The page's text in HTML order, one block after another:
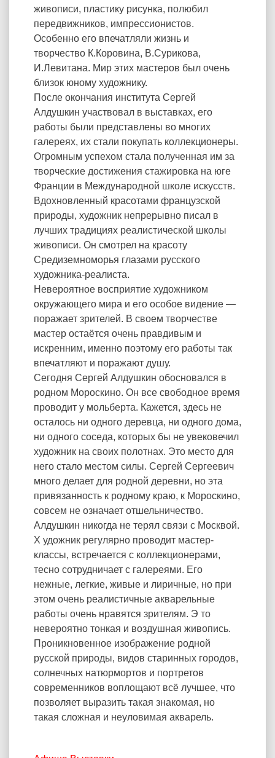
живописи, пластику рисунка, полюбил
передвижников, импрессионистов.
Особенно его впечатляли жизнь и
творчество К.Коровина, В.Сурикова,
И.Левитана. Мир этих мастеров был очень
близок юному художнику.
После окончания института Сергей
Алдушкин участвовал в выставках, его
работы были представлены во многих
галереях, их стали покупать коллекционеры.
Огромным успехом стала полученная им за
творческие достижения стажировка на юге
Франции в Международной школе искусств.
Вдохновленный красотами французской
природы, художник непрерывно писал в
лучших традициях реалистической школы
живописи. Он смотрел на красоту
Средиземноморья глазами русского
художника-реалиста.
Невероятное восприятие художником
окружающего мира и его особое видение —
поражает зрителей. В своем творчестве
мастер остаётся очень правдивым и
искренним, именно поэтому его работы так
впечатляют и поражают душу.
Сегодня Сергей Алдушкин обосновался в
родном Мороскино. Он все свободное время
проводит у мольберта. Кажется, здесь не
осталось ни одного деревца, ни одного дома,
ни одного соседа, которых бы не увековечил
художник на своих полотнах. Это место для
него стало местом силы. Сергей Сергеевич
много делает для родной деревни, но эта
привязанность к родному краю, к Мороскино,
совсем не означает отшельничество.
Алдушкин никогда не терял связи с Москвой.
Х удожник регулярно проводит мастер-
классы, встречается с коллекционерами,
тесно сотрудничает с галереями. Его
нежные, легкие, живые и лиричные, но при
этом очень реалистичные акварельные
работы очень нравятся зрителям. Э то
невероятно тонкая и воздушная живопись.
Проникновенное изображение родной
русской природы, видов старинных городов,
солнечных натюрмортов и портретов
современников воплощают всё лучшее, что
позволяет выразить такая знакомая, но
такая сложная и неуловимая акварель.